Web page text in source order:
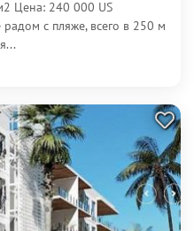
Цена: 240 000 US
с пляже, всего в 250 м